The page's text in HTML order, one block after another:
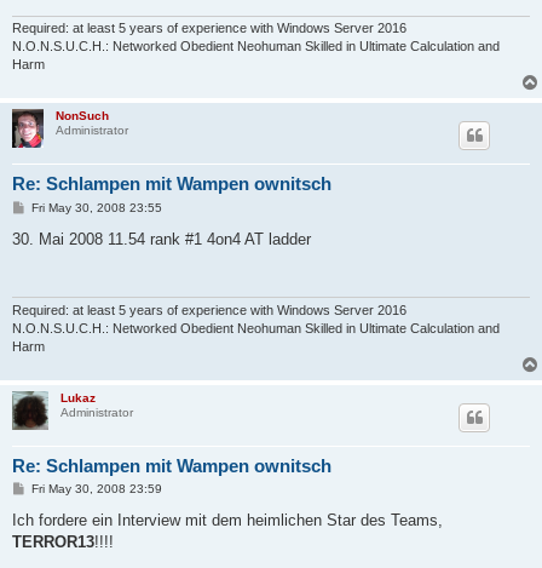
Required: at least 5 years of experience with Windows Server 2016
N.O.N.S.U.C.H.: Networked Obedient Neohuman Skilled in Ultimate Calculation and
Harm
NonSuch
Administrator
Re: Schlampen mit Wampen ownitsch
P
s
Fri May 30, 2008 23:55
30. Mai 2008 11.54 rank #1 4on4 AT ladder
Required: at least 5 years of experience with Windows Server 2016
N.O.N.S.U.C.H.: Networked Obedient Neohuman Skilled in Ultimate Calculation and
Harm
Lukaz
Administrator
Re: Schlampen mit Wampen ownitsch
P
s
Fri May 30, 2008 23:59
Ich fordere ein Interview mit dem heimlichen Star des Teams,
TERROR13!!!!